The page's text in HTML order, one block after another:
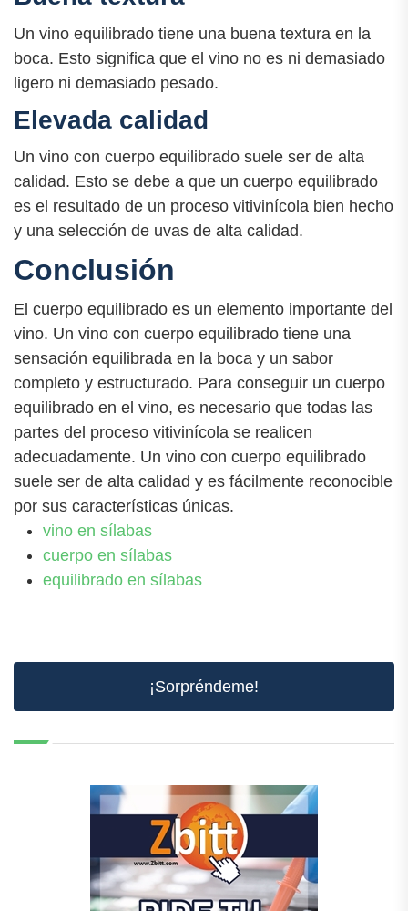
Un vino equilibrado tiene una buena textura en la
boca. Esto significa que el vino no es ni demasiado
ligero ni demasiado pesado.
Elevada calidad
Un vino con cuerpo equilibrado suele ser de alta
calidad. Esto se debe a que un cuerpo equilibrado
es el resultado de un proceso vitivinícola bien hecho
y una selección de uvas de alta calidad.
Conclusión
El cuerpo equilibrado es un elemento importante del
vino. Un vino con cuerpo equilibrado tiene una
sensación equilibrada en la boca y un sabor
completo y estructurado. Para conseguir un cuerpo
equilibrado en el vino, es necesario que todas las
partes del proceso vitivinícola se realicen
adecuadamente. Un vino con cuerpo equilibrado
suele ser de alta calidad y es fácilmente reconocible
por sus características únicas.
vino en sílabas
cuerpo en sílabas
equilibrado en sílabas
¡Sorpréndeme!